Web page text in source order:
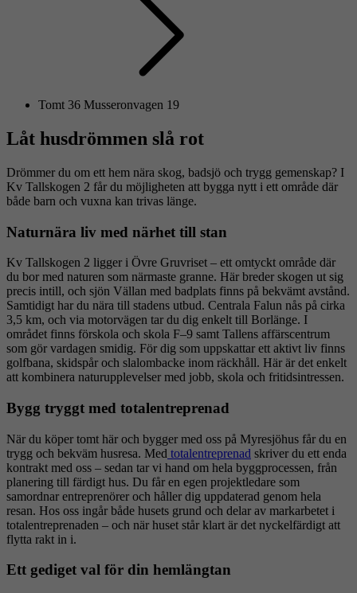
Tomt 36 Musseronvagen 19
Låt husdrömmen slå rot
Drömmer du om ett hem nära skog, badsjö och trygg gemenskap? I
Kv Tallskogen 2 får du möjligheten att bygga nytt i ett område där
både barn och vuxna kan trivas länge.
Naturnära liv med närhet till stan
Kv Tallskogen 2 ligger i Övre Gruvriset – ett omtyckt område där
du bor med naturen som närmaste granne. Här breder skogen ut sig
precis intill, och sjön Vällan med badplats finns på bekvämt avstånd.
Samtidigt har du nära till stadens utbud. Centrala Falun nås på cirka
3,5 km, och via motorvägen tar du dig enkelt till Borlänge. I
området finns förskola och skola F–9 samt Tallens affärscentrum
som gör vardagen smidig. För dig som uppskattar ett aktivt liv finns
golfbana, skidspår och slalombacke inom räckhåll. Här är det enkelt
att kombinera naturupplevelser med jobb, skola och fritidsintressen.
Bygg tryggt med totalentreprenad
När du köper tomt här och bygger med oss på Myresjöhus får du en
trygg och bekväm husresa. Med totalentreprenad skriver du ett enda
kontrakt med oss – sedan tar vi hand om hela byggprocessen, från
planering till färdigt hus. Du får en egen projektledare som
samordnar entreprenörer och håller dig uppdaterad genom hela
resan. Hos oss ingår både husets grund och delar av markarbetet i
totalentreprenaden – och när huset står klart är det nyckelfärdigt att
flytta rakt in i.
Ett gediget val för din hemlängtan